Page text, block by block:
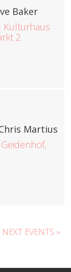
Baker
Kulturhaus
2
Martius
NEXT EVENTS »